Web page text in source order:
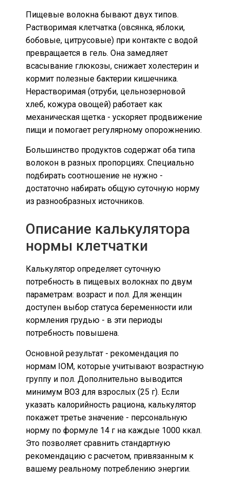
Пищевые волокна бывают двух типов.
Растворимая клетчатка (овсянка, яблоки,
бобовые, цитрусовые) при контакте с водой
превращается в гель. Она замедляет
всасывание глюкозы, снижает холестерин и
кормит полезные бактерии кишечника.
Нерастворимая (отруби, цельнозерновой
хлеб, кожура овощей) работает как
механическая щетка - ускоряет продвижение
пищи и помогает регулярному опорожнению.
Большинство продуктов содержат оба типа
волокон в разных пропорциях. Специально
подбирать соотношение не нужно -
достаточно набирать общую суточную норму
из разнообразных источников.
Описание калькулятора
нормы клетчатки
Калькулятор определяет суточную
потребность в пищевых волокнах по двум
параметрам: возраст и пол. Для женщин
доступен выбор статуса беременности или
кормления грудью - в эти периоды
потребность повышена.
Основной результат - рекомендация по
нормам IOM, которые учитывают возрастную
группу и пол. Дополнительно выводится
минимум ВОЗ для взрослых (25 г). Если
указать калорийность рациона, калькулятор
покажет третье значение - персональную
норму по формуле 14 г на каждые 1000 ккал.
Это позволяет сравнить стандартную
рекомендацию с расчетом, привязанным к
вашему реальному потреблению энергии.